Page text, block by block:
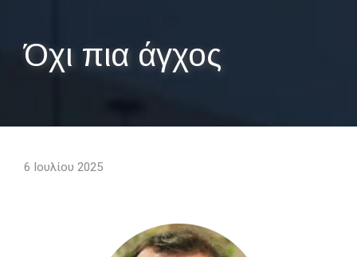
Όχι πια άγχος
6 Ιουλίου 2025